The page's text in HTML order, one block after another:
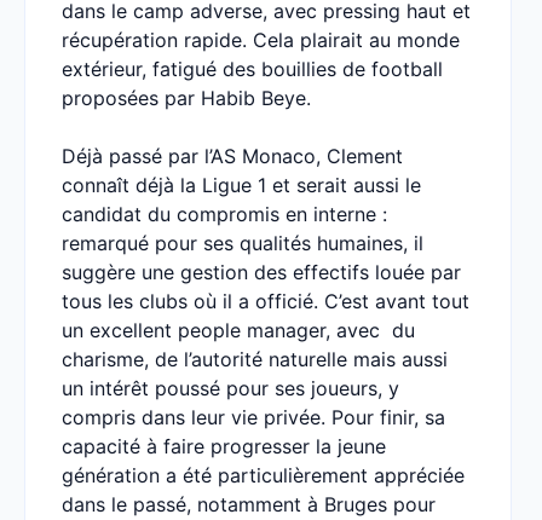
dans le camp adverse, avec pressing haut et
récupération rapide. Cela plairait au monde
extérieur, fatigué des bouillies de football
proposées par Habib Beye.
Déjà passé par l’AS Monaco, Clement
connaît déjà la Ligue 1 et serait aussi le
candidat du compromis en interne :
remarqué pour ses qualités humaines, il
suggère une gestion des effectifs louée par
tous les clubs où il a officié. C’est avant tout
un excellent people manager, avec du
charisme, de l’autorité naturelle mais aussi
un intérêt poussé pour ses joueurs, y
compris dans leur vie privée. Pour finir, sa
capacité à faire progresser la jeune
génération a été particulièrement appréciée
dans le passé, notamment à Bruges pour